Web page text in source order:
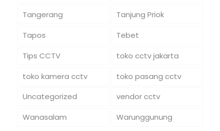
Tangerang
Tanjung Priok
Tapos
Tebet
Tips CCTV
toko cctv jakarta
toko kamera cctv
toko pasang cctv
Uncategorized
vendor cctv
Wanasalam
Warunggunung